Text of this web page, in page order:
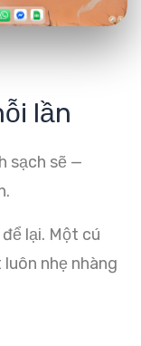
lần
sạch sẽ —
lại. Một cú
nhẹ nhàng